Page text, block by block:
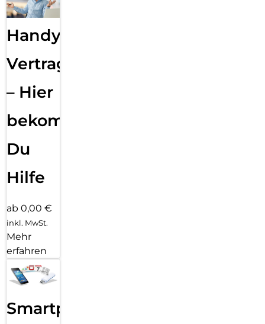
Handy
Vertragsabwicklung
– Hier
bekommst
Du
Hilfe
ab 0,00 €
inkl. MwSt.
Mehr
erfahren
Smartphone